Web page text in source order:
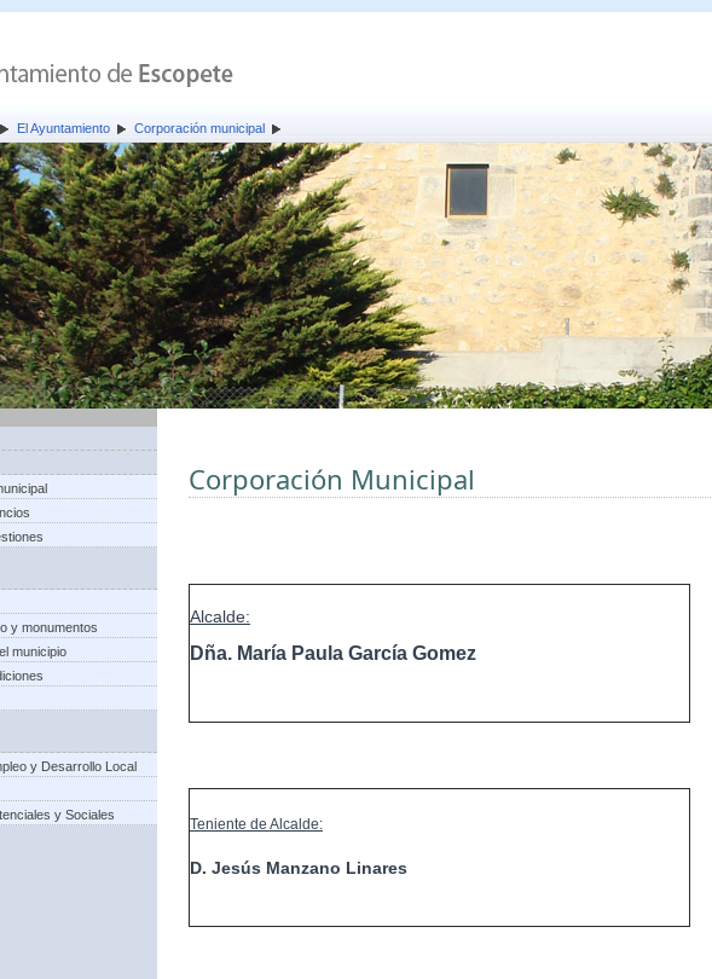
El Ayuntamiento Corporación municipal
y monumentos
municipio
y Desarrollo Local
y Sociales
Corporación Municipal
Alcalde:
Dña. María Paula García Gomez
Teniente de Alcalde:
D. Jesús Manzano Linares